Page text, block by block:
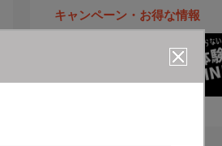
キャンペーン・お得な情報